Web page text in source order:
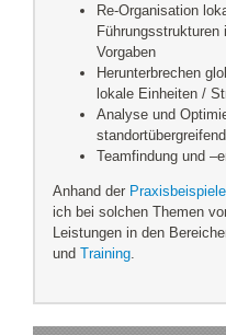
Re-Organisation
Vorgaben
Herunterbrechen
lokale Einheiten /
Analyse und
Teamfindung und
Anhand der Praxisbeispiele
ich bei solchen Themen
Leistungen in den
und Training.